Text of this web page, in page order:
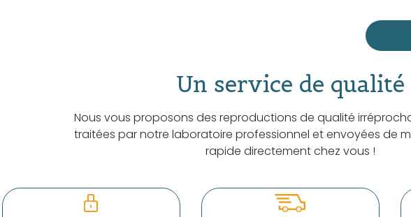
Un service de qualité
Nous vous proposons des reproductions de qualité
traitées par notre laboratoire professionnel et envoyées de
rapide directement chez vous !